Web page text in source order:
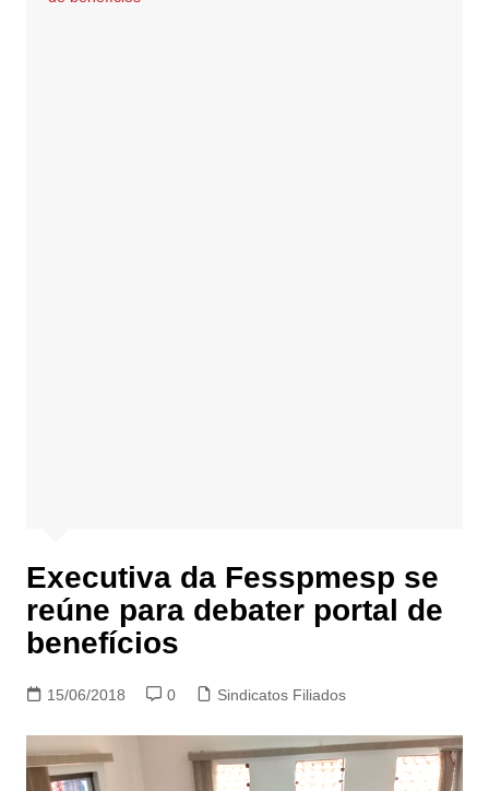
Executiva da Fesspmesp se
reúne para debater portal de
benefícios
15/06/2018 0 Sindicatos Filiados